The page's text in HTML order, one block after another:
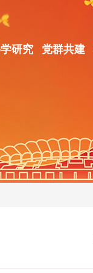
研究 党群共建